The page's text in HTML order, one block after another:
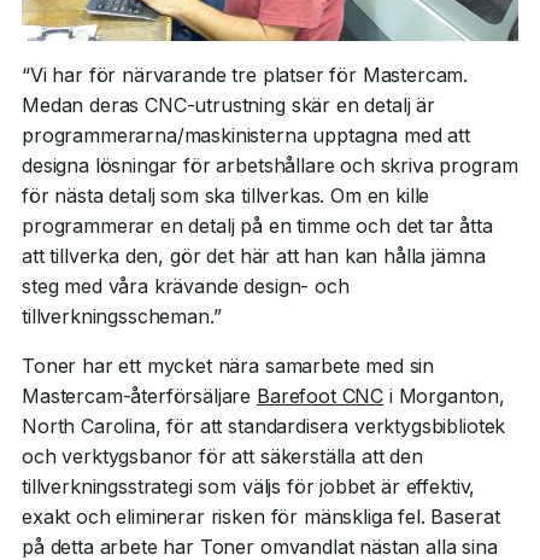
“Vi har för närvarande tre platser för Mastercam.
Medan deras CNC-utrustning skär en detalj är
programmerarna/maskinisterna upptagna med att
designa lösningar för arbetshållare och skriva program
för nästa detalj som ska tillverkas. Om en kille
programmerar en detalj på en timme och det tar åtta
att tillverka den, gör det här att han kan hålla jämna
steg med våra krävande design- och
tillverkningsscheman.”
Toner har ett mycket nära samarbete med sin
Mastercam-återförsäljare Barefoot CNC i Morganton,
North Carolina, för att standardisera verktygsbibliotek
och verktygsbanor för att säkerställa att den
tillverkningsstrategi som väljs för jobbet är effektiv,
exakt och eliminerar risken för mänskliga fel. Baserat
på detta arbete har Toner omvandlat nästan alla sina